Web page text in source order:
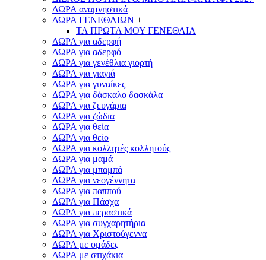
ΔΩΡΑ αναμνηστικά
ΔΩΡΑ ΓΕΝΕΘΛΙΩΝ +
ΤΑ ΠΡΩΤΑ ΜΟΥ ΓΕΝΕΘΛΙΑ
ΔΩΡΑ για αδερφή
ΔΩΡΑ για αδερφό
ΔΩΡΑ για γενέθλια γιορτή
ΔΩΡΑ για γιαγιά
ΔΩΡΑ για γυναίκες
ΔΩΡΑ για δάσκαλο δασκάλα
ΔΩΡΑ για ζευγάρια
ΔΩΡΑ για ζώδια
ΔΩΡΑ για θεία
ΔΩΡΑ για θείο
ΔΩΡΑ για κολλητές κολλητούς
ΔΩΡΑ για μαμά
ΔΩΡΑ για μπαμπά
ΔΩΡΑ για νεογέννητα
ΔΩΡΑ για παππού
ΔΩΡΑ για Πάσχα
ΔΩΡΑ για περαστικά
ΔΩΡΑ για συγχαρητήρια
ΔΩΡΑ για Χριστούγεννα
ΔΩΡΑ με ομάδες
ΔΩΡΑ με στιχάκια